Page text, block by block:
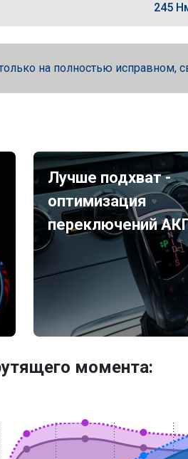
245
на полностью
Лучше подхват -
оптимизация
переключений
момента: